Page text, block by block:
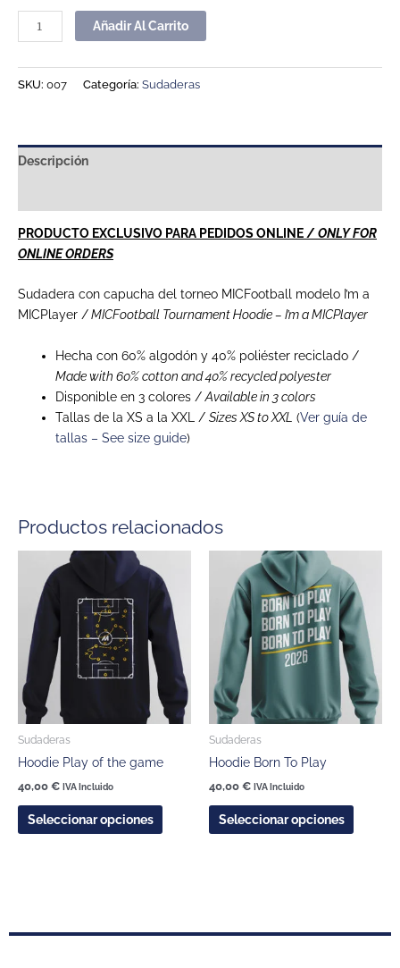
Añadir Al Carrito
SKU: 007 Categoría: Sudaderas
Descripción
PRODUCTO EXCLUSIVO PARA PEDIDOS ONLINE /ONLY FOR
ONLINE ORDERS
Sudadera con capucha del torneo MICFootball modelo I’m a
MICPlayer /MICFootball Tournament Hoodie – I’m a MICPlayer
Hecha con 60% algodón y 40% poliéster reciclado /
Made with 60% cotton and 40% recycled polyester
Disponible en 3 colores /Available in 3 colors
Tallas de la XS a la XXL / Sizes XS to XXL (Ver guía de
tallas – See size guide)
Productos relacionados
Sudaderas
Hoodie Play of the game
40,00 € IVA Incluido
Seleccionar opciones
producto
tiene
múltiples
variantes.
Las
opciones
se
pueden
en
página
Sudaderas
Hoodie Born To Play
40,00 € IVA Incluido
Seleccionar opciones
tiene
Las
se
pueden
página